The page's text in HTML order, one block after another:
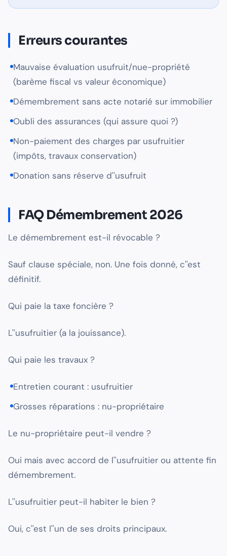
Erreurs courantes
Mauvaise évaluation usufruit/nue-propriété
(barème fiscal vs valeur économique)
Démembrement sans acte notarié sur immobilier
Oubli des assurances (qui assure quoi ?)
Non-paiement des charges par usufruitier
(impôts, travaux conservation)
Donation sans réserve d''usufruit
FAQ Démembrement 2026
Le démembrement est-il révocable ?
Sauf clause spéciale, non. Une fois donné, c''est
définitif.
Qui paie la taxe foncière ?
L''usufruitier (a la jouissance).
Qui paie les travaux ?
Entretien courant : usufruitier
Grosses réparations : nu-propriétaire
Le nu-propriétaire peut-il vendre ?
Oui mais avec accord de l''usufruitier ou attente fin
démembrement.
L''usufruitier peut-il habiter le bien ?
Oui, c''est l''un de ses droits principaux.